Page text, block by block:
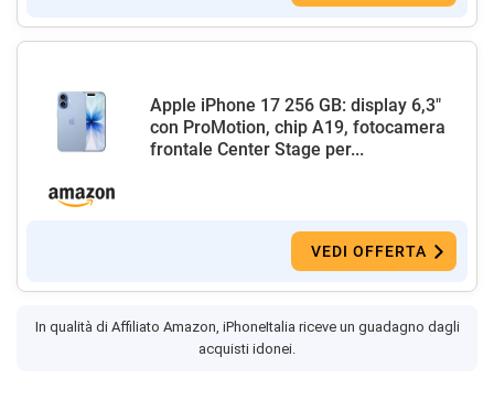
Apple iPhone 17 256 GB: display 6,3"
con ProMotion, chip A19, fotocamera
frontale Center Stage per...
VEDI OFFERTA
In qualità di Affiliato Amazon, iPhoneItalia riceve un guadagno dagli
acquisti idonei.